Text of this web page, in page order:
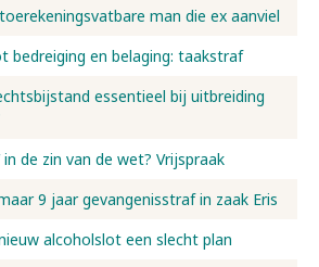
man die ex aanviel
bedreiging en belaging: taakstraf
essentieel bij uitbreiding
in de zin van de wet? Vrijspraak
9 jaar gevangenisstraf in zaak Eris
alcoholslot een slecht plan